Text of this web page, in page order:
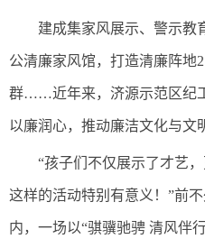
建成集家风展示、警示教
公清廉家风馆，打造清廉阵地
群……近年来，济源示范区纪
以廉润心，推动廉洁文化与文
“孩子们不仅展示了才艺，
这样的活动特别有意义！”前
内，一场以“骐骥驰骋 清风伴